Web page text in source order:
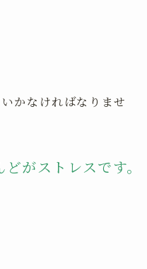
かなければなりませ
がストレスです。